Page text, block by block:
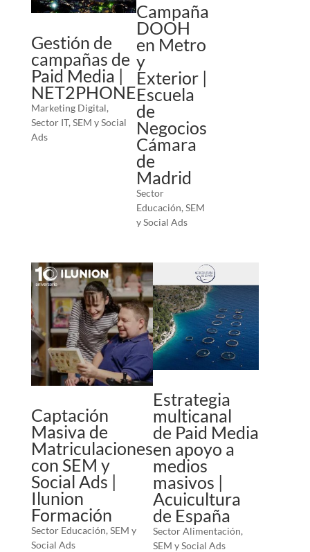
Gestión de
campañas de
Paid Media |
NET2PHONE
Marketing Digital,
Sector IT, SEM y Social
Ads
Campaña
DOOH
en Metro
y
Exterior |
Escuela
de
Negocios
Cámara
de
Madrid
Sector
Educación, SEM
y Social Ads
Captación
Masiva de
Matriculaciones
con SEM y
Social Ads |
Ilunion
Formación
Sector Educación, SEM y
Social Ads
Estrategia
multicanal
de Paid Media
en apoyo a
medios
masivos |
Acuicultura
de España
Sector Alimentación,
SEM y Social Ads